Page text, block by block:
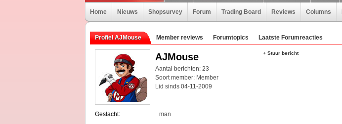
Home Nieuws Shopsurvey Forum Trading Board Reviews Columns
Profiel AJMouse Member reviews Forumtopics Laatste Forumreacties
AJMouse
Aantal berichten: 23
Soort member: Member
Lid sinds 04-11-2009
Geslacht:
man
+ Stuur bericht